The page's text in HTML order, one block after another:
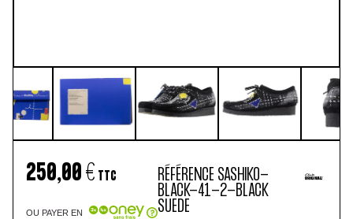
250,00 € TTC
OU PAYER EN
RÉFÉRENCE SASHIKO-
BLACK-41-2-BLACK
SUEDE